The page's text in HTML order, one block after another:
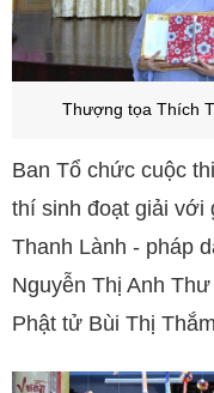
Thượng tọa Thích
Ban Tổ chức cuộc
thí sinh đoạt giải với
Thanh Lành - pháp
Nguyễn Thị Anh
Phật tử Bùi Thị